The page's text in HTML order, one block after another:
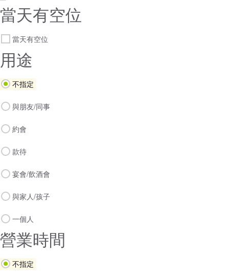
當天有空位
當天有空位
用途
不指定
與朋友/同事
約會
款待
宴會/飲酒會
與家人/孩子
一個人
營業時間
不指定